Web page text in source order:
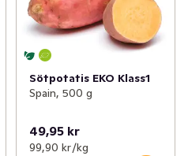
Sötpotatis EKO Klass1
Spain, 500 g
49,95 kr
99,90 kr /kg